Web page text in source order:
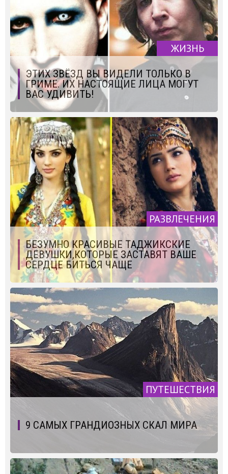
ЖИЗНЬ
ЭТИХ ЗВЁЗД ВЫ ВИДЕЛИ ТОЛЬКО В
ГРИМЕ. ИХ НАСТОЯЩИЕ ЛИЦА МОГУТ
ВАС УДИВИТЬ!
РАЗВЛЕЧЕНИЯ
БЕЗУМНО КРАСИВЫЕ ТАДЖИКСКИЕ
ДЕВУШКИ,КОТОРЫЕ ЗАСТАВЯТ ВАШЕ
СЕРДЦЕ БИТЬСЯ ЧАЩЕ
ПУТЕШЕСТВИЯ
9 САМЫХ ГРАНДИОЗНЫХ СКАЛ МИРА